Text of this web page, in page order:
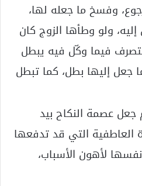
وفسخ ما جعله لها،
ولو وطأها الزوج كان
فيما وكّل فيه يبطل
جعل إليها بطل، كما تبطل
جعل عصمة النكاح بيد
العاطفية التي قد تدفعها
لأهون الأسباب،